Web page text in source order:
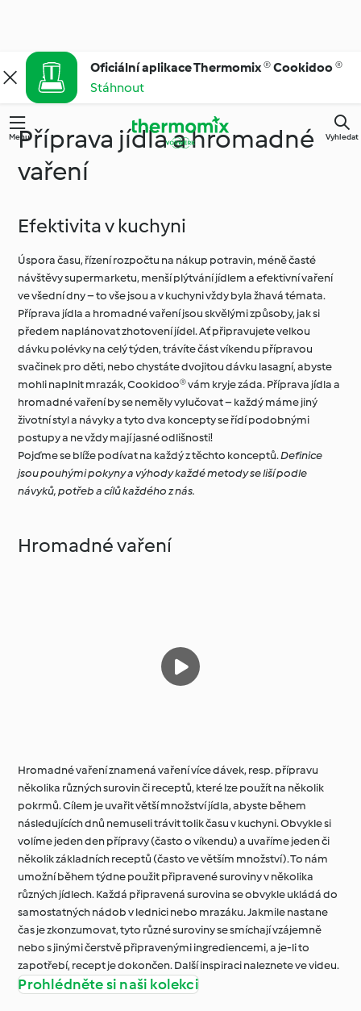
Oficiální aplikace Thermomix ® Cookidoo ®
Stáhnout
Menu Vyhledat
Příprava jídla a hromadné
vaření
Efektivita v kuchyni
Úspora času, řízení rozpočtu na nákup potravin, méně časté
návštěvy supermarketu, menší plýtvání jídlem a efektivní vaření
ve všední dny – to vše jsou a v kuchyni vždy byla žhavá témata.
Příprava jídla a hromadné vaření jsou skvělými způsoby, jak si
předem naplánovat zhotovení jídel. Ať připravujete velkou
dávku polévky na celý týden, trávíte část víkendu přípravou
svačinek pro děti, nebo chystáte dvojitou dávku lasagní, abyste
mohli naplnit mrazák, Cookidoo® vám kryje záda. Příprava jídla a
hromadné vaření by se neměly vylučovat – každý máme jiný
životní styl a návyky a tyto dva koncepty se řídí podobnými
postupy a ne vždy mají jasné odlišnosti!
Pojďme se blíže podívat na každý z těchto konceptů.Definice
jsou pouhými pokyny a výhody každé metody se liší podle
návyků, potřeb a cílů každého z nás.
Hromadné vaření
Hromadné vaření znamená vaření více dávek, resp. přípravu
několika různých surovin či receptů, které lze použít na několik
pokrmů. Cílem je uvařit větší množství jídla, abyste během
následujících dnů nemuseli trávit tolik času v kuchyni. Obvykle si
volíme jeden den přípravy (často o víkendu) a uvaříme jeden či
několik základních receptů (často ve větším množství). To nám
umožní během týdne použit připravené suroviny v několika
různých jídlech. Každá připravená surovina se obvykle ukládá do
samostatných nádob v lednici nebo mrazáku. Jakmile nastane
čas je zkonzumovat, tyto různé suroviny se smíchají vzájemně
nebo s jinými čerstvě připravenými ingrediencemi, a je-li to
zapotřebí, recept je dokončen. Další inspiraci naleznete ve videu.
Prohlédněte si naši kolekci